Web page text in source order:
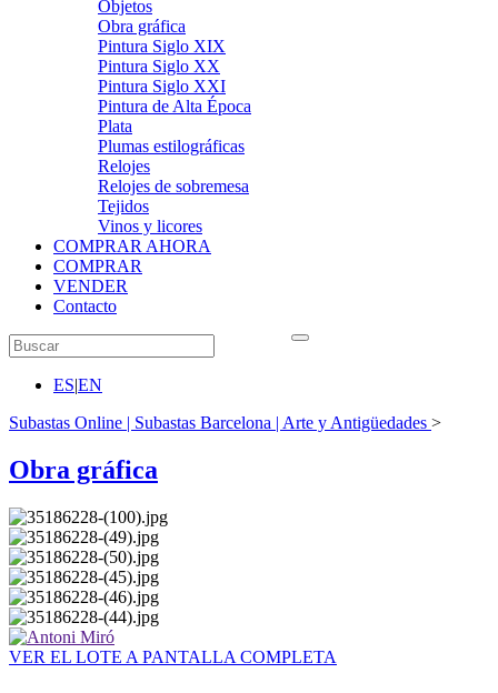
Objetos
Obra gráfica
Pintura Siglo XIX
Pintura Siglo XX
Pintura Siglo XXI
Pintura de Alta Época
Plata
Plumas estilográficas
Relojes
Relojes de sobremesa
Tejidos
Vinos y licores
COMPRAR AHORA
COMPRAR
VENDER
Contacto
ES|EN
Subastas Online | Subastas Barcelona | Arte y Antigüedades >
Obra gráfica
VER EL LOTE A PANTALLA COMPLETA